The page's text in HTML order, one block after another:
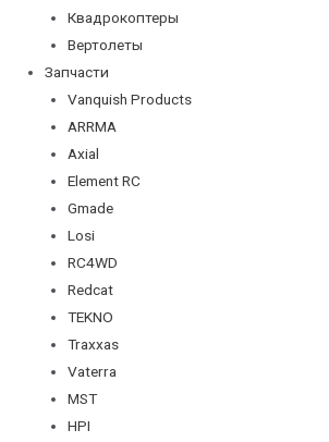
Квадрокоптеры
Вертолеты
Запчасти
Vanquish Products
ARRMA
Axial
Element RC
Gmade
Losi
RC4WD
Redcat
TEKNO
Traxxas
Vaterra
MST
HPI